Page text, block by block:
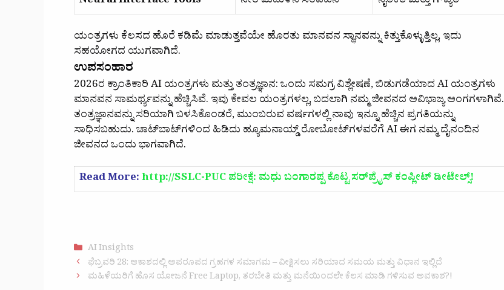
ಯಂತ್ರಗಳು ಕೆಲಸದ ಹೊರೆ ಕಡಿಮೆ ಮಾಡುತ್ತವೆಯೇ ಹೊರತು ಮಾನವನ ಸ್ಥಾನವನ್ನು ಕಿತ್ತುಕೊಳ್ಳುತ್ತಿಲ್ಲ, ಇದು
ಸಹಯೋಗದ ಯುಗವಾಗಿದೆ.
ಉಪಸಂಹಾರ
2026ರ ಕ್ರಾಂತಿಕಾರಿ AI ಯಂತ್ರಗಳು ಮತ್ತು ತಂತ್ರಜ್ಞಾನ: ಒಂದು ಸಮಗ್ರ ವಿಶ್ಲೇಷಣೆ, ಬಿಡುಗಡೆಯಾದ AI ಯಂತ್ರಗಳು
ಮಾನವನ ಸಾಮರ್ಥ್ಯವನ್ನು ಹೆಚ್ಚಿಸಿವೆ. ಇವು ಕೇವಲ ಯಂತ್ರಗಳಲ್ಲ, ಬದಲಾಗಿ ನಮ್ಮ ಜೀವನದ ಅವಿಭಾಜ್ಯ ಅಂಗಗಳಾಗಿವೆ.
ತಂತ್ರಜ್ಞಾನವನ್ನು ಸರಿಯಾಗಿ ಬಳಸಿಕೊಂಡರೆ, ಮುಂಬರುವ ವರ್ಷಗಳಲ್ಲಿ ನಾವು ಇನ್ನೂ ಹೆಚ್ಚಿನ ಪ್ರಗತಿಯನ್ನು
ಸಾಧಿಸಬಹುದು. ಚಾಟ್‌ಬಾಟ್‌ಗಳಿಂದ ಹಿಡಿದು ಹ್ಯೂಮನಾಯ್ಡ್ ರೋಬೋಟ್‌ಗಳವರೆಗೆ AI ಈಗ ನಮ್ಮ ದೈನಂದಿನ
ಜೀವನದ ಒಂದು ಭಾಗವಾಗಿದೆ.
Read More:http://SSLC-PUC ಪರೀಕ್ಷೆ: ಮಧು ಬಂಗಾರಪ್ಪ ಕೊಟ್ಟ ಸರ್‌ಪ್ರೈಸ್ ಕಂಪ್ಲೀಟ್ ಡೀಟೇಲ್ಸ್!
Categories
AI Insights
ಫೆಬ್ರವರಿ 28: ಆಕಾಶದಲ್ಲಿ ಅಪರೂಪದ ಗ್ರಹಗಳ ಸಮಾಗಮ – ವೀಕ್ಷಿಸಲು ಸರಿಯಾದ ಸಮಯ ಮತ್ತು ವಿಧಾನ ಇಲ್ಲಿದೆ
ಮಹಿಳೆಯರಿಗೆ ಹೊಸ ಯೋಜನೆ Free Laptop, ತರಬೇತಿ ಮತ್ತು ಮನೆಯಿಂದಲೇ ಕೆಲಸ ಮಾಡಿ ಗಳಿಸುವ ಅವಕಾಶ?!